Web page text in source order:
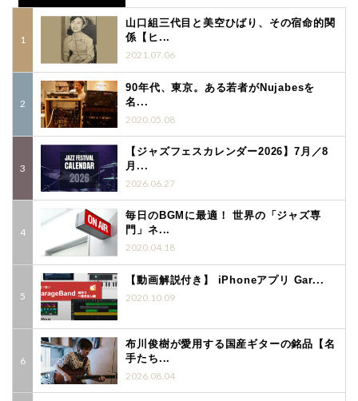
山口組三代目と美空ひばり、その宿命的関
係【ヒ...
2021.07.06
90年代、東京。ある若者がNujabesを
名...
2020.05.08
【ジャズフェスカレンダー2026】7月／8
月...
2026.06.27
毎日のBGMに最適！ 世界の「ジャズ専
門」ネ...
2020.04.18
【動画解説付き】 iPhoneアプリ Gar...
2020.10.09
布川俊樹が愛用する国産ギターの銘品【名
手たち...
2026.08.04